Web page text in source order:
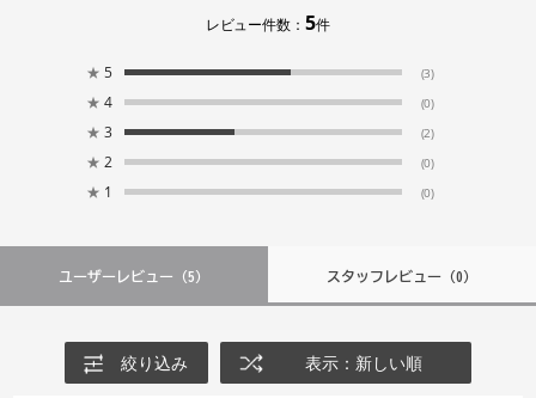
レビュー件数：5件
★ 5 (3)
★ 4 (0)
★ 3 (2)
★ 2 (0)
★ 1 (0)
ユーザーレビュー （5） スタッフレビュー（0）
絞り込み 表示：新しい順